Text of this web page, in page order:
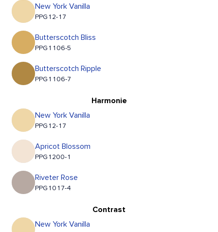
New York Vanilla
PPG12-17
Butterscotch Bliss
PPG1106-5
Butterscotch Ripple
PPG1106-7
Harmonie
New York Vanilla
PPG12-17
Apricot Blossom
PPG1200-1
Riveter Rose
PPG1017-4
Contrast
New York Vanilla